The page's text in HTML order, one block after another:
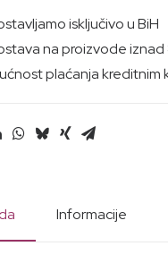
isključivo u BiH
na proizvode iznad
plaćanja kreditnim
Informacije